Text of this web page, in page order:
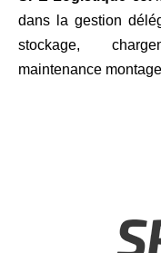
dans la gestion
stockage,
maintenance